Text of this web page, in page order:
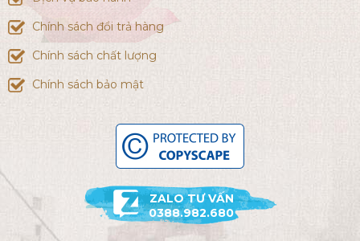
Chính sách đổi trả hàng
Chính sách chất lượng
Chính sách bảo mật
ZALO TƯ VẤN
0388.982.680